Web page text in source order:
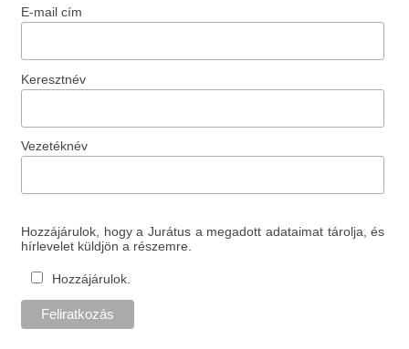
E-mail cím
Keresztnév
Vezetéknév
Hozzájárulok, hogy a Jurátus a megadott adataimat tárolja, és
hírlevelet küldjön a részemre.
Hozzájárulok.